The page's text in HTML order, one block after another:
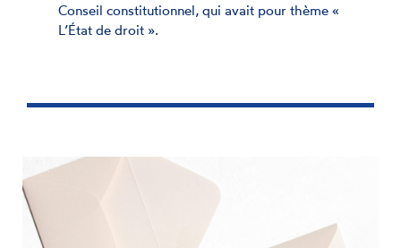
Conseil constitutionnel, qui avait pour thème «
L’État de droit ».